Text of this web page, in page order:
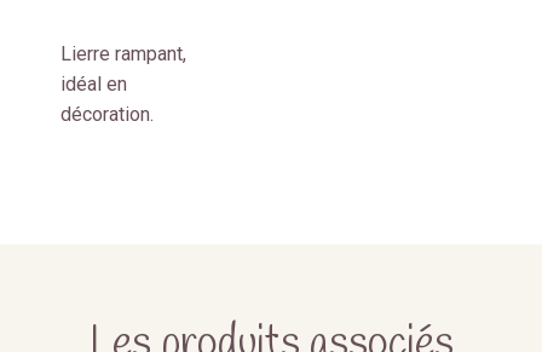
Lierre rampant,
idéal en
décoration.